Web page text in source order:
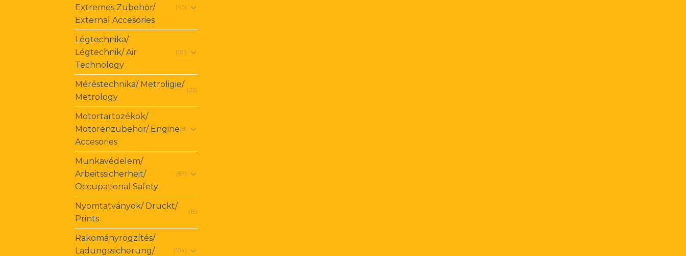
Extremes Zubehör/
External Accesories
(45)
Légtechnika/
Légtechnik/ Air
Technology
(161)
Méréstechnika/ Metroligie/
Metrology
(25)
Motortartozékok/
Motorenzubehör/ Engine
Accesories
(8)
Munkavédelem/
Arbeitssicherheit/
Occupational Safety
(87)
Nyomtatványok/ Druckt/
Prints
(15)
Rakományrögzítés/
Ladungssicherung/
(104)